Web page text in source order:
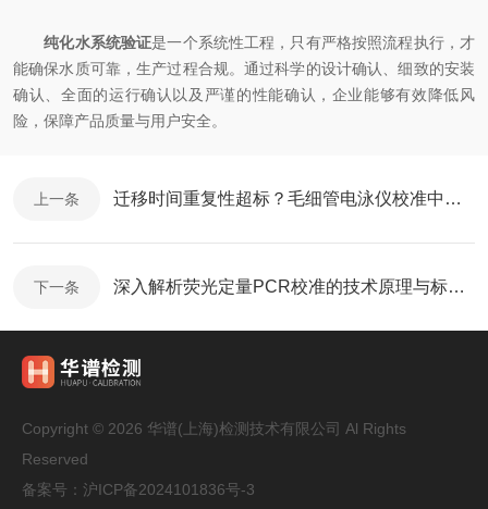
纯化水系统验证是一个系统性工程，只有严格按照流程执行，才
能确保水质可靠，生产过程合规。通过科学的设计确认、细致的安装
确认、全面的运行确认以及严谨的性能确认，企业能够有效降低风
险，保障产品质量与用户安全。
上一条 迁移时间重复性超标？毛细管电泳仪校准中的常见问题排查
下一条 深入解析荧光定量PCR校准的技术原理与标准化操作流程
Copyright © 2026 华谱(上海)检测技术有限公司 Al Rights
Reserved
备案号： 沪ICP备2024101836号-3